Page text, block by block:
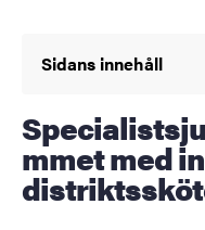
Sidans innehåll
Specialistsjuksköterskeprogra
mmet med